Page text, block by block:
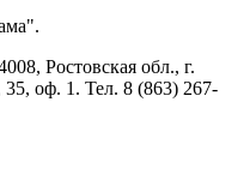
Ростовская обл., г.
оф. 1. Тел. 8 (863) 267-